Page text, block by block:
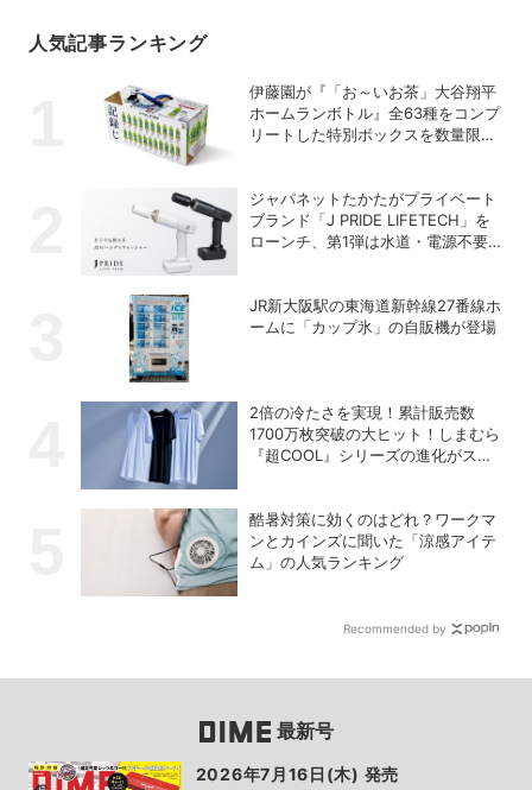
人気記事ランキング
伊藤園が『「お～いお茶」大谷翔平
ホームランボトル』全63種をコンプ
リートした特別ボックスを数量限定
ジャパネットたかたがプライベート
ブランド「J PRIDE LIFETECH」を
ローンチ、第1弾は水道・電源不要
JR新大阪駅の東海道新幹線27番線ホ
ームに「カップ氷」の自販機が登場
2倍の冷たさを実現！累計販売数
1700万枚突破の大ヒット！しまむら
『超COOL』シリーズの進化がスゴ
酷暑対策に効くのはどれ？ワークマ
ンとカインズに聞いた「涼感アイテ
ム」の人気ランキング
Recommended by
最新号
2026年7月16日(木) 発売